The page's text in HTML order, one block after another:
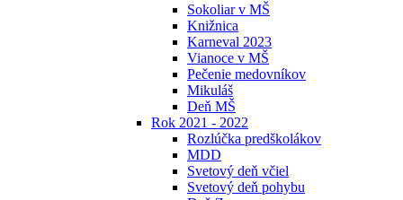
Sokoliar v MŠ
Knižnica
Karneval 2023
Vianoce v MŠ
Pečenie medovníkov
Mikuláš
Deň MŠ
Rok 2021 - 2022
Rozlúčka predškolákov
MDD
Svetový deň včiel
Svetový deň pohybu